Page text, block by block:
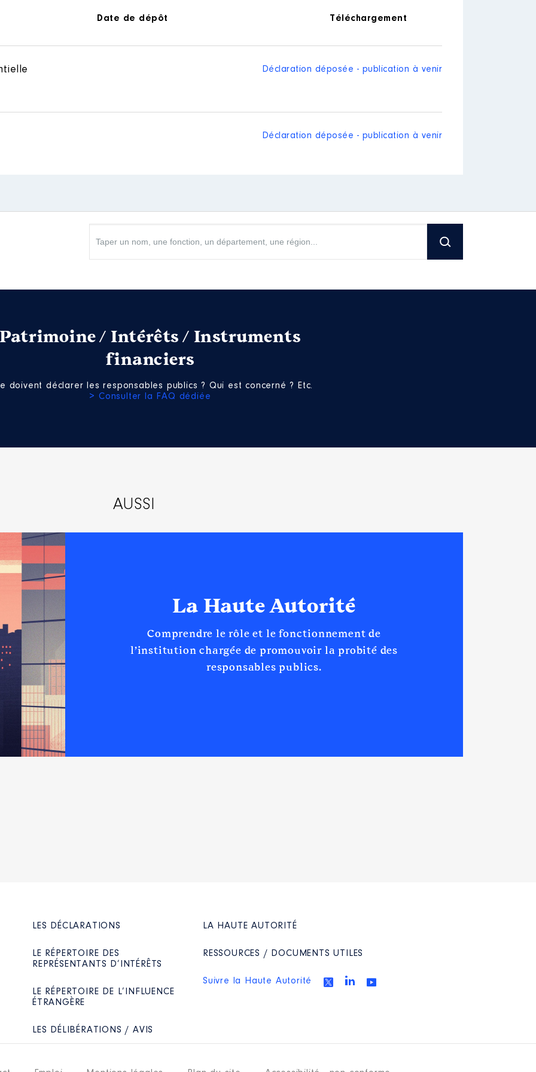
Date de dépôt Téléchargement
Déclaration déposée - publication à venir
Déclaration déposée - publication à venir
Patrimoine / Intérêts / Instruments
financiers
doivent déclarer les responsables publics ? Qui est concerné ? Etc.
> Consulter la FAQ dédiée
AUSSI
La Haute Autorité
Comprendre le rôle et le fonctionnement de
l’institution chargée de promouvoir la probité des
responsables publics.
LES DÉCLARATIONS
LE RÉPERTOIRE DES
REPRÉSENTANTS D’INTÉRÊTS
LE RÉPERTOIRE DE L’INFLUENCE
ÉTRANGÈRE
LES DÉLIBÉRATIONS / AVIS
LA HAUTE AUTORITÉ
RESSOURCES / DOCUMENTS UTILES
Suivre la Haute Autorité